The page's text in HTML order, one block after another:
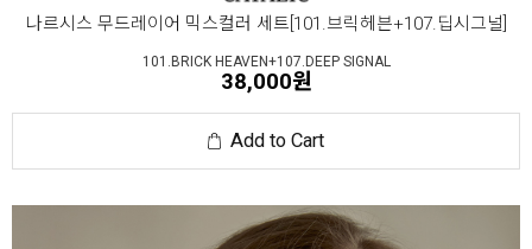
나르시스 무드레이어 믹스컬러 세트[101.브릭헤븐+107.딥시그널]
101.BRICK HEAVEN+107.DEEP SIGNAL
38,000원
Add to Cart